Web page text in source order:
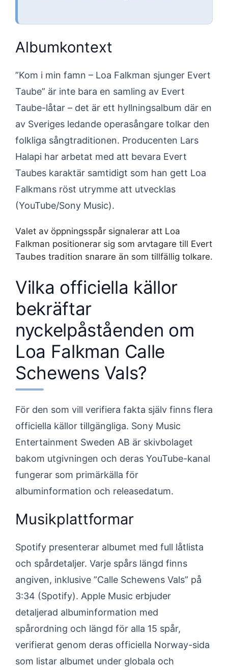
Albumkontext
”Kom i min famn – Loa Falkman sjunger Evert
Taube” är inte bara en samling av Evert
Taube-låtar – det är ett hyllningsalbum där en
av Sveriges ledande operasångare tolkar den
folkliga sångtraditionen. Producenten Lars
Halapi har arbetat med att bevara Evert
Taubes karaktär samtidigt som han gett Loa
Falkmans röst utrymme att utvecklas
(YouTube/Sony Music).
Valet av öppningsspår signalerar att Loa
Falkman positionerar sig som arvtagare till Evert
Taubes tradition snarare än som tillfällig tolkare.
Vilka officiella källor
bekräftar
nyckelpåståenden om
Loa Falkman Calle
Schewens Vals?
För den som vill verifiera fakta själv finns flera
officiella källor tillgängliga. Sony Music
Entertainment Sweden AB är skivbolaget
bakom utgivningen och deras YouTube-kanal
fungerar som primärkälla för
albuminformation och releasedatum.
Musikplattformar
Spotify presenterar albumet med full låtlista
och spårdetaljer. Varje spårs längd finns
angiven, inklusive ”Calle Schewens Vals” på
3:34 (Spotify). Apple Music erbjuder
detaljerad albuminformation med
spårordning och längd för alla 15 spår,
verifierat genom deras officiella Norway-sida
som listar albumet under globala och